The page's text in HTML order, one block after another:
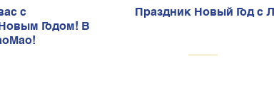
с
Годом! В
Праздник Новый Год с